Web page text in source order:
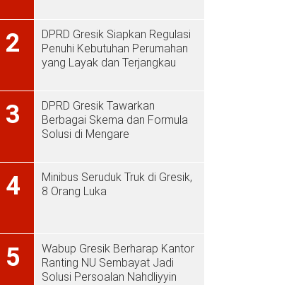
2
DPRD Gresik Siapkan Regulasi
Penuhi Kebutuhan Perumahan
yang Layak dan Terjangkau
3
DPRD Gresik Tawarkan
Berbagai Skema dan Formula
Solusi di Mengare
4
Minibus Seruduk Truk di Gresik,
8 Orang Luka
5
Wabup Gresik Berharap Kantor
Ranting NU Sembayat Jadi
Solusi Persoalan Nahdliyyin